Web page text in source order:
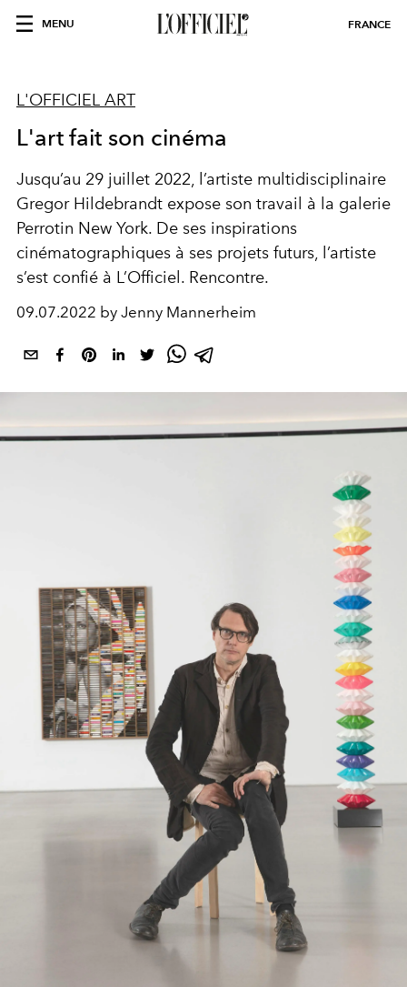
MENU FRANCE
L'OFFICIEL ART
L'art fait son cinéma
Jusqu’au 29 juillet 2022, l’artiste multidisciplinaire
Gregor Hildebrandt expose son travail à la galerie
Perrotin New York. De ses inspirations
cinématographiques à ses projets futurs, l’artiste
s’est confié à L’Officiel. Rencontre.
09.07.2022 by Jenny Mannerheim